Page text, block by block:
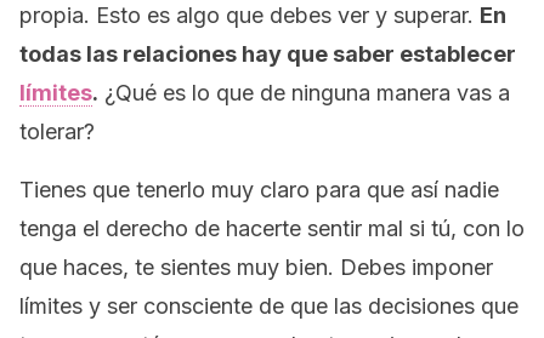
propia. Esto es algo que debes ver y superar. En
todas las relaciones hay que saber establecer
límites. ¿Qué es lo que de ninguna manera vas a
tolerar?
Tienes que tenerlo muy claro para que así nadie
tenga el derecho de hacerte sentir mal si tú, con lo
que haces, te sientes muy bien. Debes imponer
límites y ser consciente de que las decisiones que